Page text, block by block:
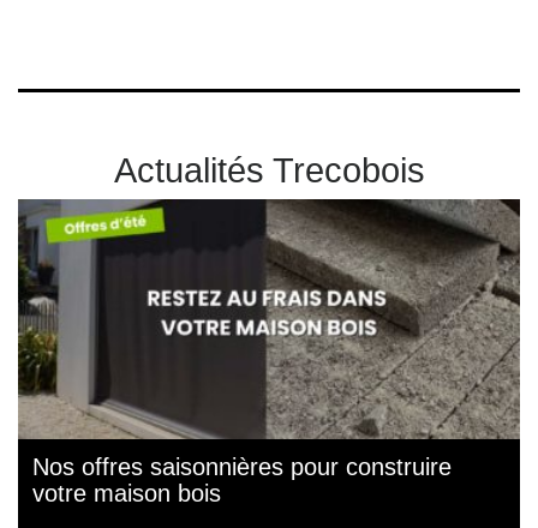
Actualités Trecobois
Nos offres saisonnières pour construire
votre maison bois